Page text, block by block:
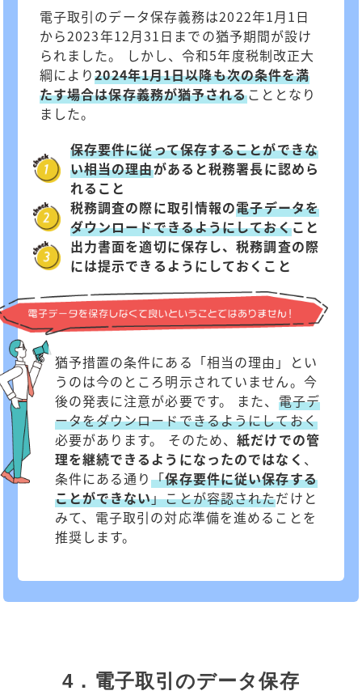
電子取引のデータ保存義務は2022年1月1日
から2023年12月31日までの猶予期間が設け
られました。 しかし、令和5年度税制改正大
綱により2024年1月1日以降も次の条件を満
たす場合は保存義務が猶予されることとなり
ました。
保存要件に従って保存することができな
い相当の理由があると税務署長に認めら
れること
税務調査の際に取引情報の電子データを
ダウンロードできるようにしておくこと
出力書面を適切に保存し、税務調査の際
には提示できるようにしておくこと
猶予措置の条件にある「相当の理由」とい
うのは今のところ明示されていません。今
後の発表に注意が必要です。 また、 電子デ
ータをダウンロードできるようにしておく
必要があります。 そのため、紙だけでの管
理を継続できるようになったのではなく 、
条件にある通り「保存要件に従い保存する
ことができない」ことが容認されただけと
みて、電子取引の対応準備を進めることを
推奨します。
4．電子取引のデータ保存